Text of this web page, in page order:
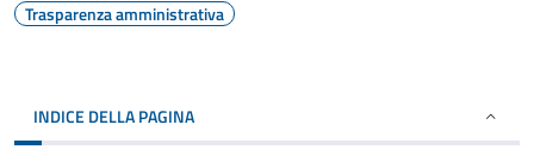
Trasparenza amministrativa
INDICE DELLA PAGINA